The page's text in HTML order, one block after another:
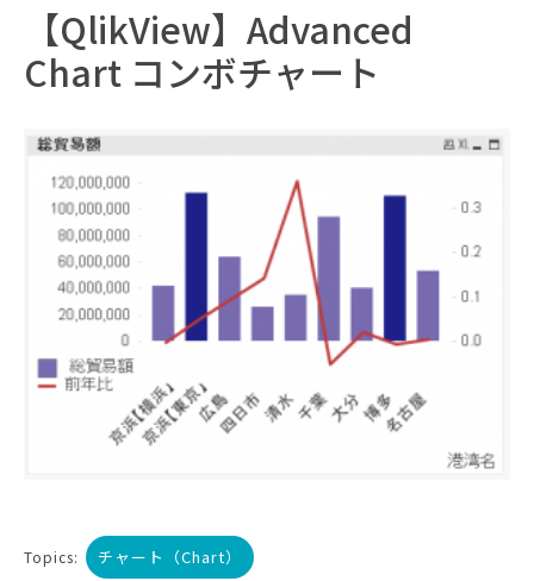
【QlikView】Advanced
Chart コンボチャート
Topics: チャート（Chart）